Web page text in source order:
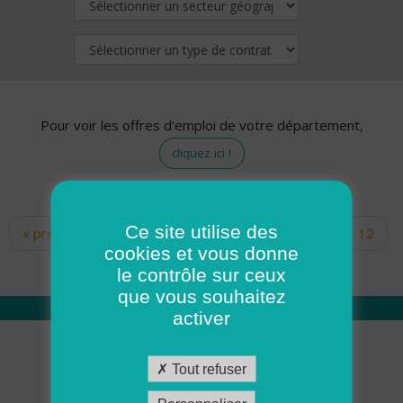
Pour voir les offres d'emploi de votre département,
cliquez ici !
Pages
« premier ‹ précédent … 10
12
14 15 16 17
Qui sommes nous
Académie ADMR
Ce site utilise des
cookies et vous donne
le contrôle sur ceux
que vous souhaitez
activer
Tout refuser